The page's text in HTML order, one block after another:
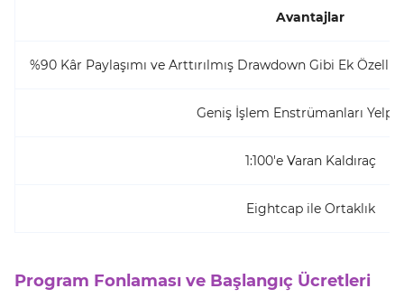
Avantajlar
%90 Kâr Paylaşımı ve Arttırılmış Drawdown Gibi Ek
Geniş İşlem Enstrümanları
1:100'e Varan Kaldıraç
Eightcap ile Ortaklık
Program Fonlaması ve Başlangıç Ücretleri